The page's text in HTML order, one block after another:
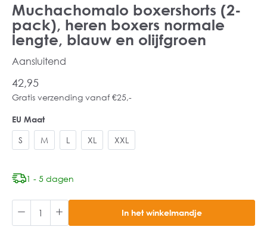
Muchachomalo boxershorts (2-
pack), heren boxers normale
lengte, blauw en olijfgroen
Aansluitend
42,95
Gratis verzending vanaf €25,-
EU Maat
S M L XL XXL
1 - 5 dagen
In het winkelmandje